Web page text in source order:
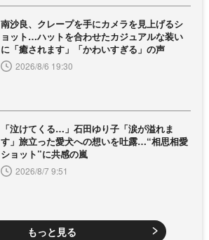
南沙良、クレープを手にカメラを見上げるシ
ョット…ハットを合わせたカジュアルな装い
に「癒されます」「かわいすぎる」の声
2026/8/6 19:30
「泣けてくる…」石田ゆり子「涙が溢れま
す」旅立った愛犬への想いを吐露…“相思相愛
ショット”に共感の嵐
2026/8/7 9:51
もっと見る